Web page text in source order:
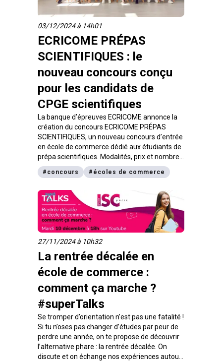
03/12/2024 à 14h01
ECRICOME PRÉPAS
SCIENTIFIQUES : le
nouveau concours conçu
pour les candidats de
CPGE scientifiques
La banque d’épreuves ECRICOME annonce la
création du concours ECRICOME PRÉPAS
SCIENTIFIQUES, un nouveau concours d’entrée
en école de commerce dédié aux étudiants de
prépa scientifiques. Modalités, prix et nombre
de places proposées par école, digiSchool
t’explique tout dans cet article.
# concours # écoles de commerce
27/11/2024 à 10h32
La rentrée décalée en
école de commerce :
comment ça marche ?
#superTalks
Se tromper d’orientation n’est pas une fatalité !
Si tu n’oses pas changer d’études par peur de
perdre une année, on te propose de découvrir
l’alternative phare : la rentrée décalée. On
discute et on échange nos expériences autour